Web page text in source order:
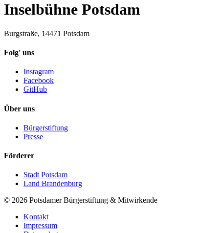
Inselbühne Potsdam
Burgstraße, 14471 Potsdam
Folg' uns
Instagram
Facebook
GitHub
Über uns
Bürgerstiftung
Presse
Förderer
Stadt Potsdam
Land Brandenburg
© 2026 Potsdamer Bürgerstiftung & Mitwirkende
Kontakt
Impressum